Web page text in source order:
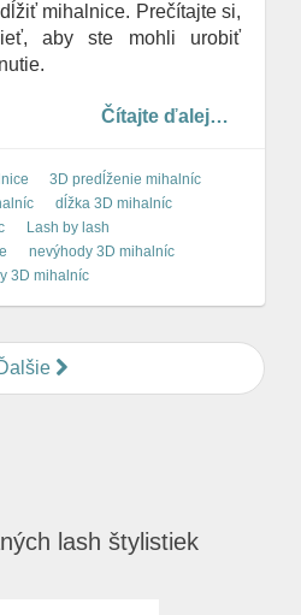
mihalnice. Prečítajte si,
aby ste mohli urobiť
Čítajte ďalej…
3D predĺženie mihalníc
dĺžka 3D mihalníc
Lash by lash
nevýhody 3D mihalníc
3D mihalníc
lash štylistiek